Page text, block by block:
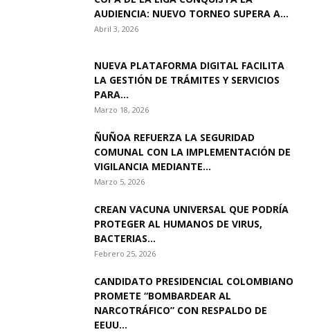
AUDIENCIA: NUEVO TORNEO SUPERA A...
Abril 3, 2026
NUEVA PLATAFORMA DIGITAL FACILITA
LA GESTIÓN DE TRÁMITES Y SERVICIOS
PARA...
Marzo 18, 2026
ÑUÑOA REFUERZA LA SEGURIDAD
COMUNAL CON LA IMPLEMENTACIÓN DE
VIGILANCIA MEDIANTE...
Marzo 5, 2026
CREAN VACUNA UNIVERSAL QUE PODRÍA
PROTEGER AL HUMANOS DE VIRUS,
BACTERIAS...
Febrero 25, 2026
CANDIDATO PRESIDENCIAL COLOMBIANO
PROMETE “BOMBARDEAR AL
NARCOTRÁFICO” CON RESPALDO DE
EEUU...